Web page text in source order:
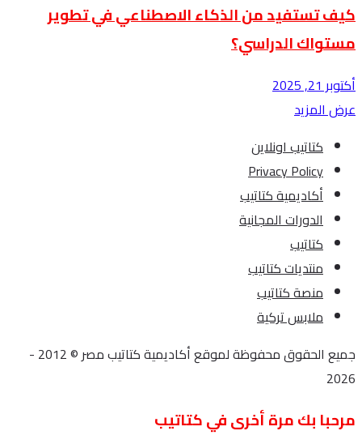
كيف تستفيد من الذكاء الاصطناعي في تطوير
مستواك الدراسي؟
أكتوبر 21, 2025
عرض المزيد
كتاتيب اونلاين
Privacy Policy
أكاديمية كتاتيب
الدورات المجانية
كتاتيب
منتديات كتاتيب
منصة كتاتيب
ملابس تركية
جميع الحقوق محفوظة لموقع أكاديمية كتاتيب مصر © 2012 -
2026
مرحبا بك مرة أخرى في كتاتيب